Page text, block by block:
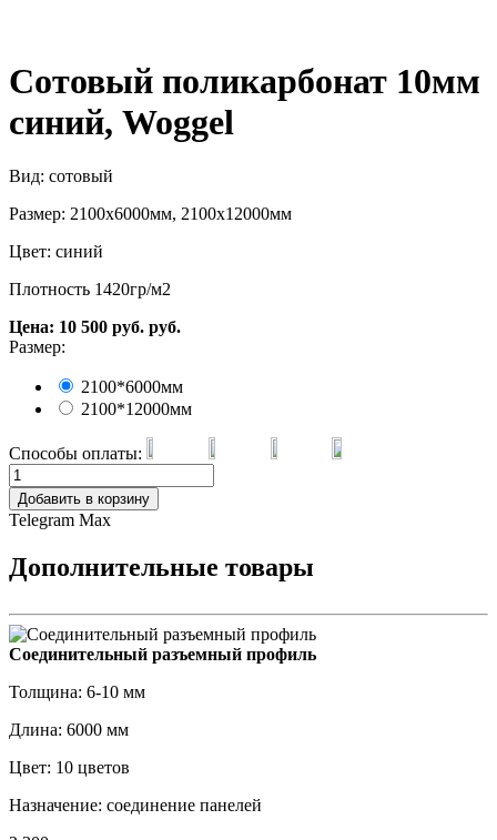
Сотовый поликарбонат 10мм
синий, Woggel
Вид: сотовый
Размер: 2100х6000мм, 2100х12000мм
Цвет: синий
Плотность 1420гр/м2
Цена: 10 500 руб. руб.
Размер:
2100*6000мм
2100*12000мм
Способы оплаты:
Добавить в корзину
Telegram Max
Дополнительные товары
Соединительный разъемный профиль
Толщина: 6-10 мм
Длина: 6000 мм
Цвет: 10 цветов
Назначение: соединение панелей